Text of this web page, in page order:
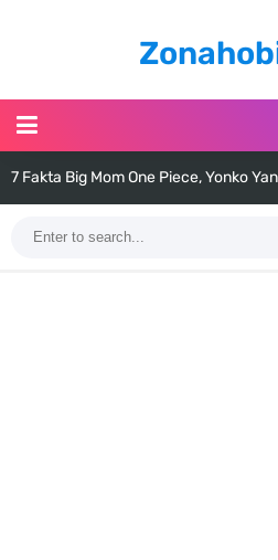
7 Fakta Yamato One Piece, Anak